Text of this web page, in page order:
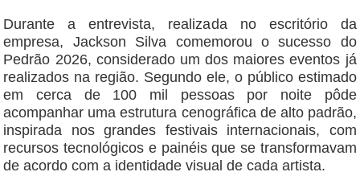
Durante a entrevista, realizada no escritório da
empresa, Jackson Silva comemorou o sucesso do
Pedrão 2026, considerado um dos maiores eventos já
realizados na região. Segundo ele, o público estimado
em cerca de 100 mil pessoas por noite pôde
acompanhar uma estrutura cenográfica de alto padrão,
inspirada nos grandes festivais internacionais, com
recursos tecnológicos e painéis que se transformavam
de acordo com a identidade visual de cada artista.